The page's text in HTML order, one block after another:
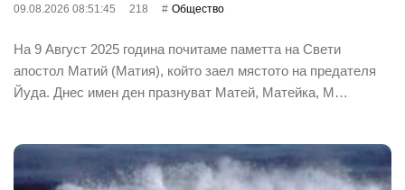
09.08.2026 08:51:45 218 Общество
На 9 Август 2025 година почитаме паметта на Свети
апостол Матий (Матия), който заел мястото на предателя
Йуда. Днес имен ден празнуват Матей, Матейка, М…